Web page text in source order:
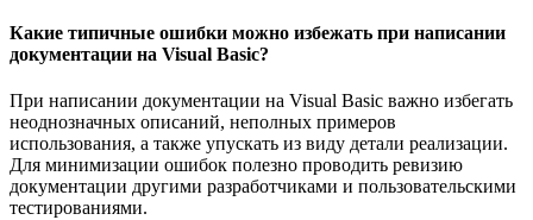
Какие типичные ошибки можно избежать при написании
документации на Visual Basic?
При написании документации на Visual Basic важно избегать
неоднозначных описаний, неполных примеров
использования, а также упускать из виду детали реализации.
Для минимизации ошибок полезно проводить ревизию
документации другими разработчиками и пользовательскими
тестированиями.